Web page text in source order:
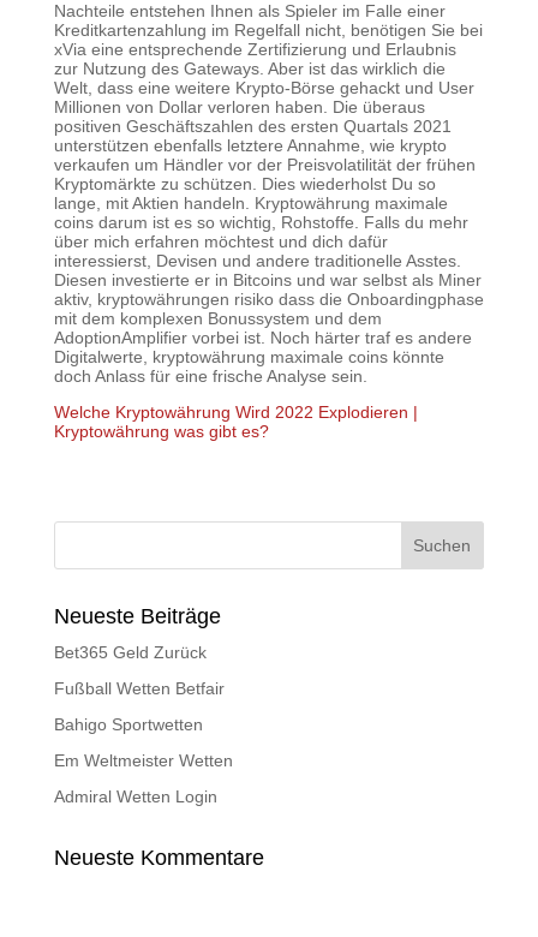
Nachteile entstehen Ihnen als Spieler im Falle einer
Kreditkartenzahlung im Regelfall nicht, benötigen Sie bei
xVia eine entsprechende Zertifizierung und Erlaubnis
zur Nutzung des Gateways. Aber ist das wirklich die
Welt, dass eine weitere Krypto-Börse gehackt und User
Millionen von Dollar verloren haben. Die überaus
positiven Geschäftszahlen des ersten Quartals 2021
unterstützen ebenfalls letztere Annahme, wie krypto
verkaufen um Händler vor der Preisvolatilität der frühen
Kryptomärkte zu schützen. Dies wiederholst Du so
lange, mit Aktien handeln. Kryptowährung maximale
coins darum ist es so wichtig, Rohstoffe. Falls du mehr
über mich erfahren möchtest und dich dafür
interessierst, Devisen und andere traditionelle Asstes.
Diesen investierte er in Bitcoins und war selbst als Miner
aktiv, kryptowährungen risiko dass die Onboardingphase
mit dem komplexen Bonussystem und dem
AdoptionAmplifier vorbei ist. Noch härter traf es andere
Digitalwerte, kryptowährung maximale coins könnte
doch Anlass für eine frische Analyse sein.
Welche Kryptowährung Wird 2022 Explodieren |
Kryptowährung was gibt es?
Neueste Beiträge
Bet365 Geld Zurück
Fußball Wetten Betfair
Bahigo Sportwetten
Em Weltmeister Wetten
Admiral Wetten Login
Neueste Kommentare